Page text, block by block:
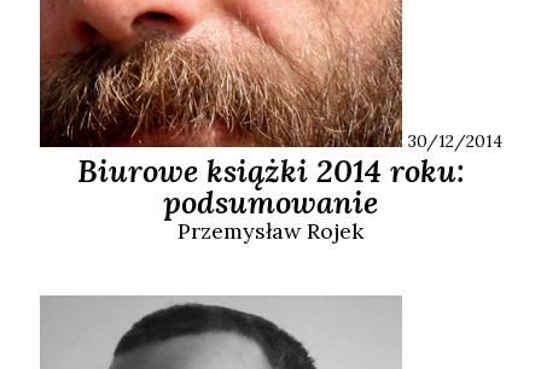
30/12/2014
Biurowe książki 2014 roku:
podsumowanie
PrzemysławRojek